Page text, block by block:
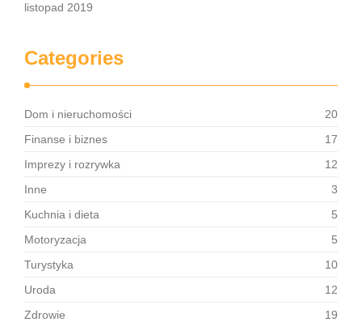
listopad 2019
Categories
Dom i nieruchomości
20
Finanse i biznes
17
Imprezy i rozrywka
12
Inne
3
Kuchnia i dieta
5
Motoryzacja
5
Turystyka
10
Uroda
12
Zdrowie
19